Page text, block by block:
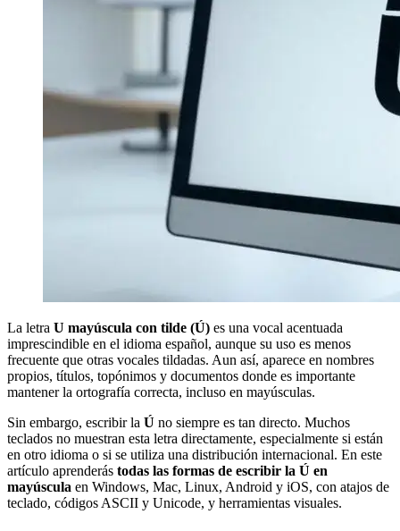
La letra U mayúscula con tilde (Ú) es una vocal acentuada
imprescindible en el idioma español, aunque su uso es menos
frecuente que otras vocales tildadas. Aun así, aparece en nombres
propios, títulos, topónimos y documentos donde es importante
mantener la ortografía correcta, incluso en mayúsculas.
Sin embargo, escribir la Ú no siempre es tan directo. Muchos
teclados no muestran esta letra directamente, especialmente si están
en otro idioma o si se utiliza una distribución internacional. En este
artículo aprenderás todas las formas de escribir la Ú en
mayúscula en Windows, Mac, Linux, Android y iOS, con atajos de
teclado, códigos ASCII y Unicode, y herramientas visuales.